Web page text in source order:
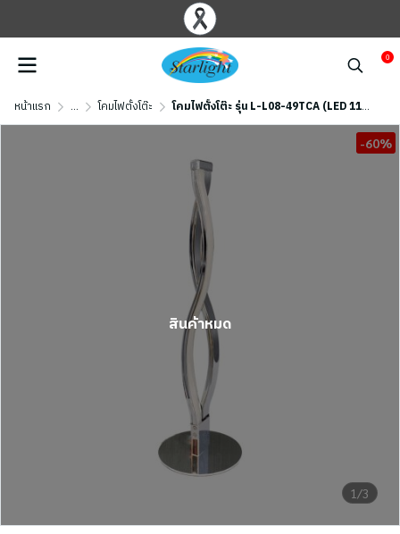
0
หน้าแรก ... โคมไฟตั้งโต๊ะ โคมไฟตั้งโต๊ะ รุ่น L-L08-49TCA (LED 11W) สีเงินเงา
1/3
-60%
สินค้าหมด